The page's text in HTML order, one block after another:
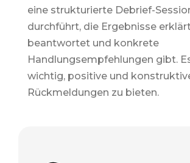
eine strukturierte Debrief-
durchführt, die Ergebnisse
beantwortet und konkrete
Handlungsempfehlungen gibt.
wichtig, positive und
Rückmeldungen zu bieten.